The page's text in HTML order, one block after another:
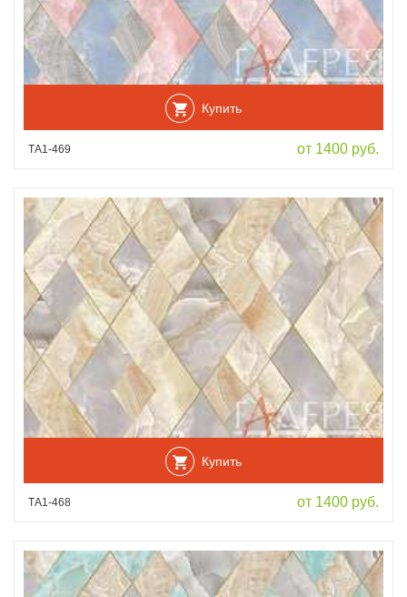
Купить
ТА1-469 от 1400 руб.
Купить
ТА1-468 от 1400 руб.